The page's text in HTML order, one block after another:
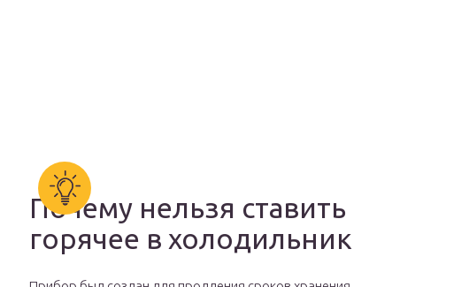
Почему нельзя ставить
горячее в холодильник